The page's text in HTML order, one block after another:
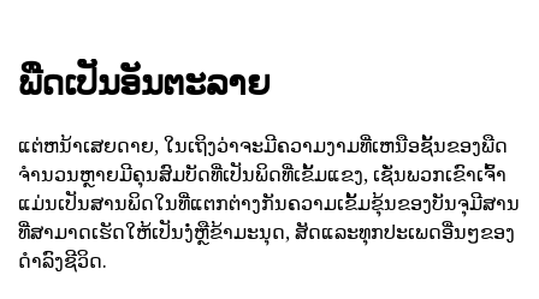
ພືດເປັນອັນຕະລາຍ
ແຕ່ຫນ້າເສຍດາຍ, ໃນເຖິງວ່າຈະມີຄວາມງາມທີ່ເຫນືອຊັ້ນຂອງພືດ
ຈໍານວນຫຼາຍມີຄຸນສົມບັດທີ່ເປັນພິດທີ່ເຂັ້ມແຂງ, ເຊັ່ນພວກເຂົາເຈົ້າ
ແມ່ນເປັນສານພິດໃນທີ່ແຕກຕ່າງກັນຄວາມເຂັ້ມຂຸ້ນຂອງບັນຈຸມີສານ
ທີ່ສາມາດເຮັດໃຫ້ເປັນງໍ່ຫຼືຂ້າມະນຸດ, ສັດແລະທຸກປະເພດອື່ນໆຂອງ
ດໍາລົງຊີວິດ.